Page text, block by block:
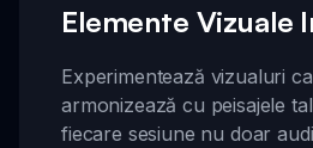
Elemente Vizuale
Experimentează vizualuri
armonizează cu peisajele
fiecare sesiune nu doar